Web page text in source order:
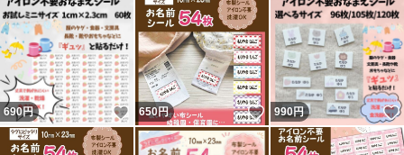
服シール #お花 #かわいいシール #お花シール #子供 #女
の子 #男の子 #花 #保育園
#ノンアイロンシール #洗濯できるシール #名前シール #手
書きシール #イラストシール
690円 いいね！
650円 いいね！
990円